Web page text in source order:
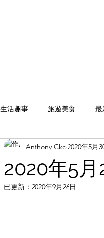
生活趣事 旅遊美食 最
2020年5月
Anthony Ckc 2020年5月
已更新： 2020年9月26日